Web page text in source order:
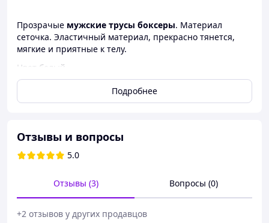
Прозрачые мужские трусы боксеры. Материал
сеточка. Эластичный материал, прекрасно тянется,
мягкие и приятные к телу.
Цвет белый.
Размер XL (талия 76-90 см, высота 25 см)
Подробнее
Отзывы и вопросы
5.0
Отзывы (3) Вопросы (0)
+2 отзывов у других продавцов